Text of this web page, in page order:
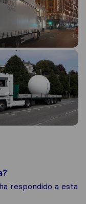
respondido a esta